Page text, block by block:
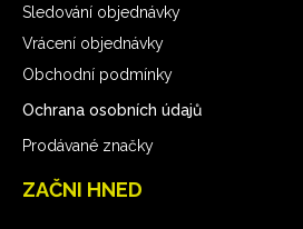
Sledování objednávky
Vrácení objednávky
Obchodní podmínky
Ochrana osobních údajů
Prodávané značky
ZAČNI HNED